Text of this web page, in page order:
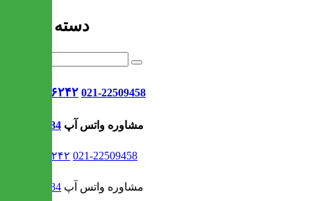
دسته بندی ها
021-۹۱۳۰۶۲۴۲ 021-22509458
09302308484 مشاوره واتس آپ
021-۹۱۳۰۶۲۴۲ 021-22509458
09302308484 مشاوره واتس آپ